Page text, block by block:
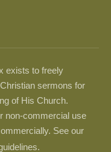
exists to freely
sermons for
of His Church.
non-commercial use
See our